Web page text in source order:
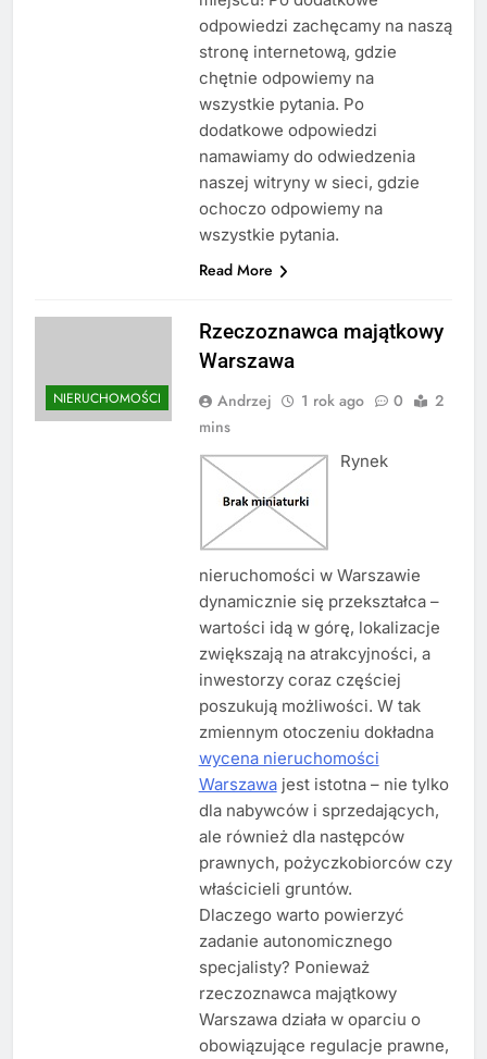
odpowiedzi zachęcamy na naszą
stronę internetową, gdzie
chętnie odpowiemy na
wszystkie pytania. Po
dodatkowe odpowiedzi
namawiamy do odwiedzenia
naszej witryny w sieci, gdzie
ochoczo odpowiemy na
wszystkie pytania.
Read More
NIERUCHOMOŚCI
Rzeczoznawca majątkowy
Warszawa
Andrzej 1 rok ago 0
2
mins
Rynek
nieruchomości w Warszawie
dynamicznie się przekształca –
wartości idą w górę, lokalizacje
zwiększają na atrakcyjności, a
inwestorzy coraz częściej
poszukują możliwości. W tak
zmiennym otoczeniu dokładna
wycena nieruchomości
Warszawajest istotna – nie tylko
dla nabywców i sprzedających,
ale również dla następców
prawnych, pożyczkobiorców czy
właścicieli gruntów.
Dlaczego warto powierzyć
zadanie autonomicznego
specjalisty? Ponieważ
rzeczoznawca majątkowy
Warszawa działa w oparciu o
obowiązujące regulacje prawne,